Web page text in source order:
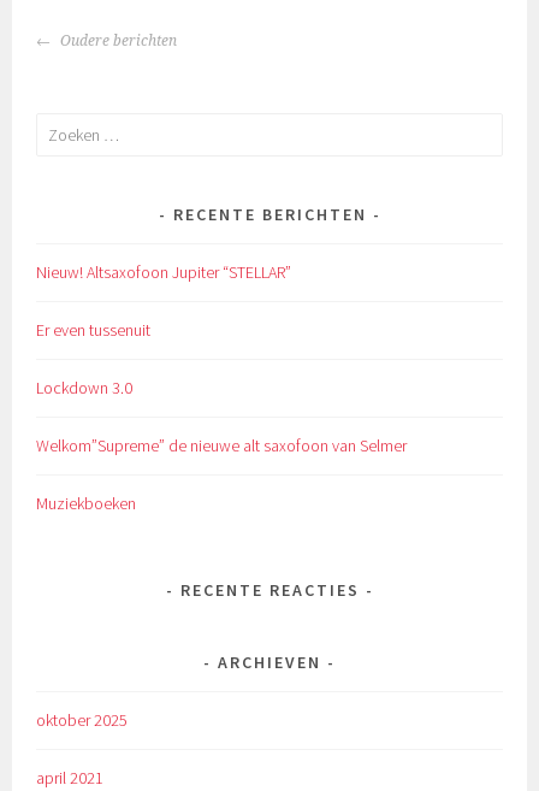
BERICHTENNAVIGATIE
Oudere berichten
Zoeken
RECENTE BERICHTEN
Nieuw! Altsaxofoon Jupiter “STELLAR”
Er even tussenuit
Lockdown 3.0
Welkom”Supreme” de nieuwe alt saxofoon van Selmer
Muziekboeken
RECENTE REACTIES
ARCHIEVEN
oktober 2025
april 2021